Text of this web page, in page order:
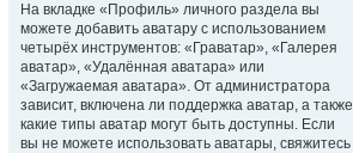
На вкладке «Профиль» личного раздела вы
можете добавить аватару с использованием
четырёх инструментов: «Граватар», «Галерея
аватар», «Удалённая аватара» или
«Загружаемая аватара». От администратора
зависит, включена ли поддержка аватар, а также
какие типы аватар могут быть доступны. Если
вы не можете использовать аватары, свяжитесь